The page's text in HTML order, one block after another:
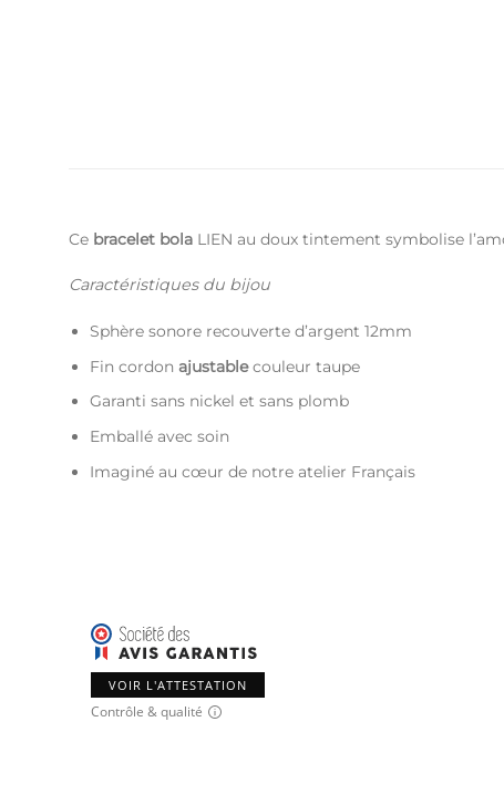
Ce bracelet bola LIEN au doux tintement symbolise
Caractéristiques du bijou
Sphère sonore recouverte d’argent 12mm
Fin cordon ajustablecouleur taupe
Garanti sans nickel et sans plomb
Emballé avec soin
Imaginé au cœur de notre atelier Français
VOIR L'ATTESTATION
Contrôle & qualité